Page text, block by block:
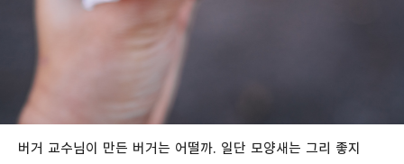
버거 교수님이 만든 버거는 어떨까. 일단 모양새는 그리 좋지